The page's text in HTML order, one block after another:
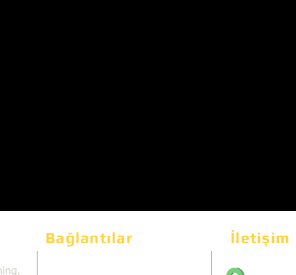
Bağlantılar İletişim